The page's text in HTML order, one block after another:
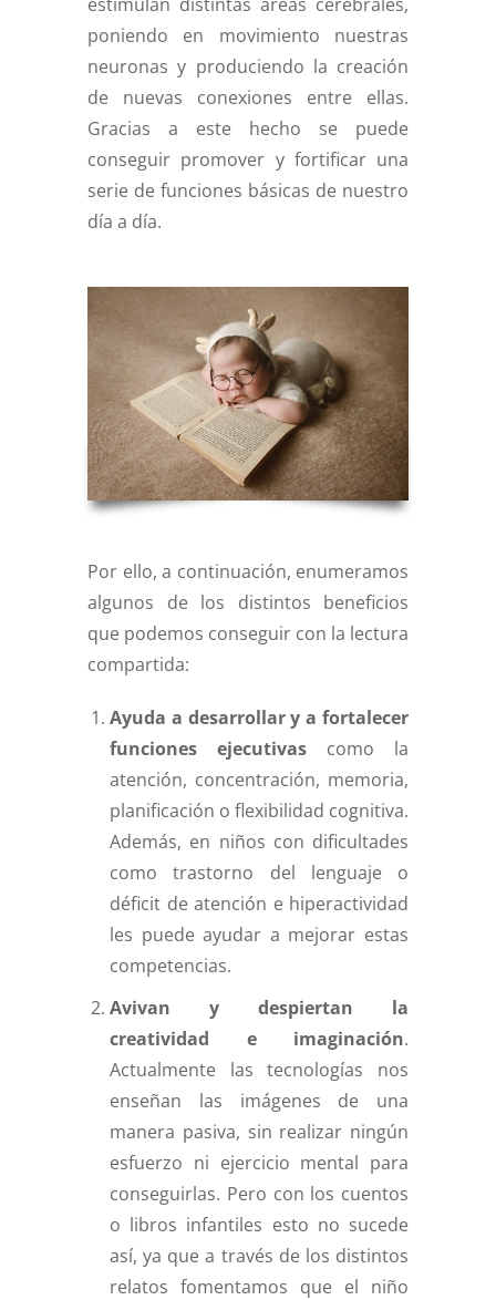
poniendo en movimiento nuestras
neuronas y produciendo la creación
de nuevas conexiones entre ellas.
Gracias a este hecho se puede
conseguir promover y fortificar una
serie de funciones básicas de nuestro
día a día.
Por ello, a continuación, enumeramos
algunos de los distintos beneficios
que podemos conseguir con la lectura
compartida:
Ayuda a desarrollar y a fortalecer
funciones ejecutivas como la
atención, concentración, memoria,
planificación o flexibilidad cognitiva.
Además, en niños con dificultades
como trastorno del lenguaje o
déficit de atención e hiperactividad
les puede ayudar a mejorar estas
competencias.
Avivan y despiertan la
creatividad e imaginación.
Actualmente las tecnologías nos
enseñan las imágenes de una
manera pasiva, sin realizar ningún
esfuerzo ni ejercicio mental para
conseguirlas. Pero con los cuentos
o libros infantiles esto no sucede
así, ya que a través de los distintos
relatos fomentamos que el niño